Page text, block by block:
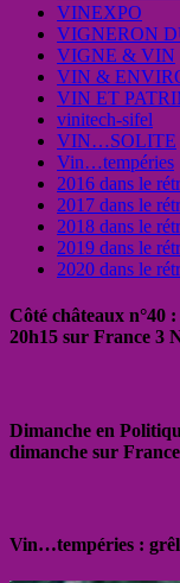
VINEXPO
VIGNERON
VIGNE & VIN
VIN &
VIN ET
vinitech-sifel
VIN…SOLITE
Vin…tempéries
2016 dans le
2017 dans le
2018 dans le
2019 dans le
2020 dans le
Côté châteaux n°40
20h15 sur France 3
Dimanche en
dimanche sur
Vin…tempéries :